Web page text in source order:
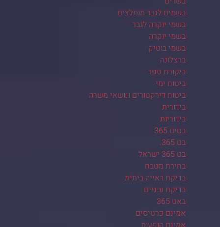
בשמים לגבר מומלצים
בשמי יוקרה לגבר
בשמי יוקרה
בשמי בוטיק
ברצלונה
ביקורת ספר
ביטוח ימי
ביטוח דירקטורים ונושאי משרה
בידורית
בידוריות
בטים 365
בט 365.
בט 365 ישראל
בחירת מטבח
בדיקת ראייה ביתית
בדיקת עיניים
באט 365
אמינם כרטיסים